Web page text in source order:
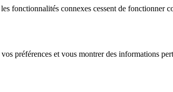
fonctionnalités connexes cessent de fonctionner
préférences et vous montrer des informations